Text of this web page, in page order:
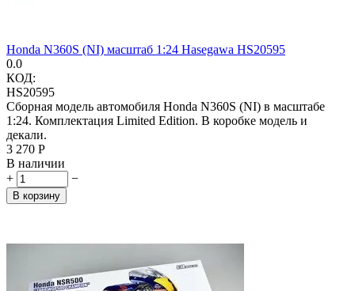
Honda N360S (NI) масштаб 1:24 Hasegawa HS20595
0.0
КОД:
HS20595
Сборная модель автомобиля Honda N360S (NI) в масштабе
1:24. Комплектация Limited Edition. В коробке модель и
декали.
3 270 Р
В наличии
+
−
В корзину